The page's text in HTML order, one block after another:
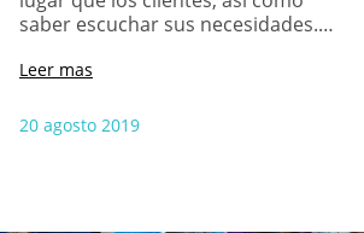
saber escuchar sus necesidades.…
20 agosto 2019
Leer mas